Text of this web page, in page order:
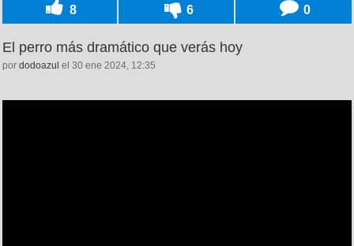
8 6 0
El perro más dramático que verás hoy
por dodoazul el 30 ene 2024, 12:35